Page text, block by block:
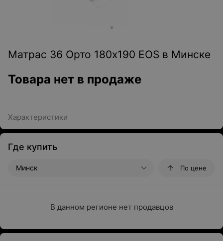
Матрас 36 Орто 180x190 EOS в Минске
Товара нет в продаже
Характеристики
Где купить
Минск По цене
В данном регионе нет продавцов